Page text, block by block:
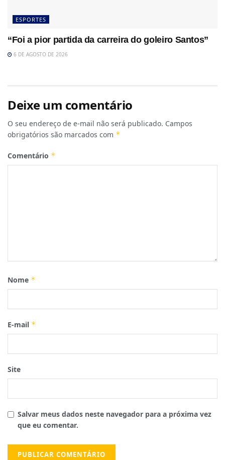
ESPORTES
“Foi a pior partida da carreira do goleiro Santos”
6 DE AGOSTO DE 2026
Deixe um comentário
O seu endereço de e-mail não será publicado. Campos
obrigatórios são marcados com *
Comentário *
Nome *
E-mail *
Site
Salvar meus dados neste navegador para a próxima vez
que eu comentar.